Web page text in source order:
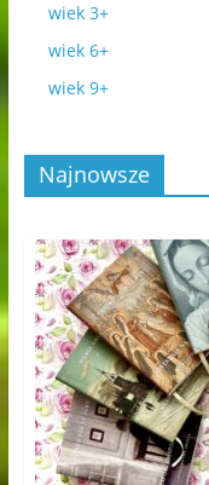
wiek 3+
wiek 6+
wiek 9+
Najnowsze